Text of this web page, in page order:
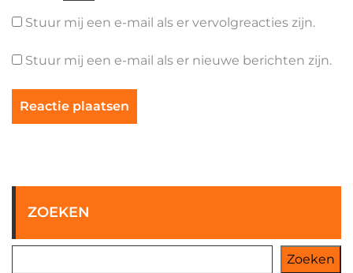
Stuur mij een e-mail als er vervolgreacties zijn.
Stuur mij een e-mail als er nieuwe berichten zijn.
ZOEKEN
Zoeken